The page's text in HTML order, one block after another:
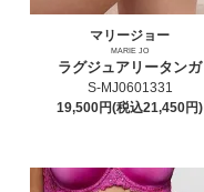
マリージョー
MARIE JO
ラグジュアリータンガ
S-MJ0601331
19,500円(税込21,450円)